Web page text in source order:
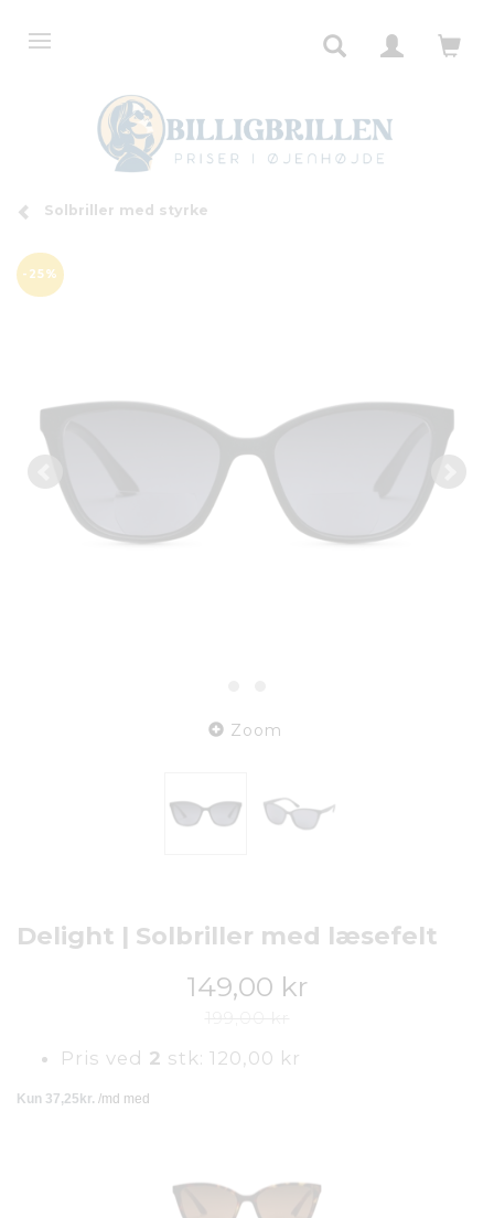
Solbriller med styrke
-25%
Zoom
Delight | Solbriller med læsefelt
149,00 kr
Pris ved 2 stk: 120,00 kr